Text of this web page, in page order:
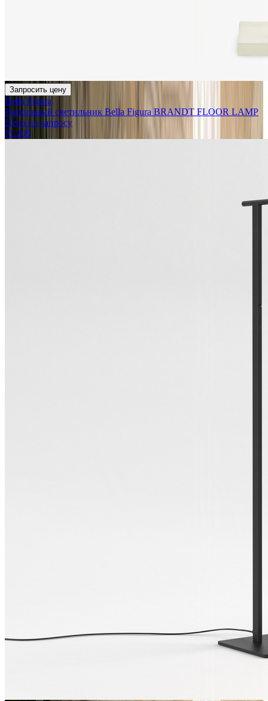
Запросить цену
Bella Figura
Напольный светильник Bella Figura BRANDT FLOOR LAMP
Цена по запросу
FL209